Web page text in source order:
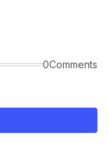
0Comments